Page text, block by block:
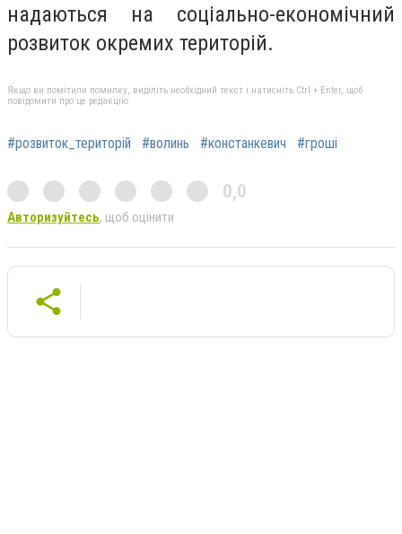
надаються на соціально-економічний
розвиток окремих територій.
Якщо ви помітили помилку, виділіть необхідний текст і натисніть Ctrl + Enter, щоб
повідомити про це редакцію
#розвиток_територій #волинь #констанкевич #гроші
0,0
Авторизуйтесь, щоб оцінити